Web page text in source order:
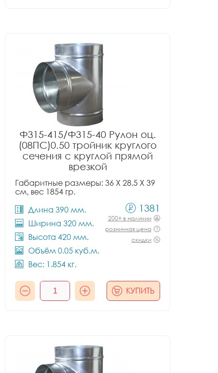
Ф315-415/Ф315-40 Рулон оц.
(08ПС)0.50 тройник круглого
сечения с круглой прямой
врезкой
Габаритные размеры: 36 X 28.5 X 39
см, вес 1854 гр.
Длина 390 мм.
Ширина 320 мм.
Высота 420 мм.
Объём 0.05 куб.м.
Вес: 1.854 кг.
1381
200+ в наличии
розничная цена
скидки
КУПИТЬ